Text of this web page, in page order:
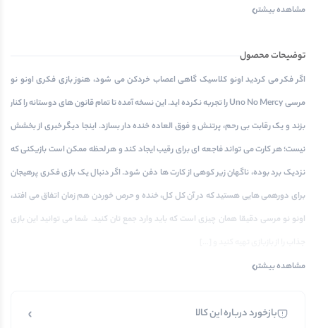
توضیحات محصول
اگر فکر می کردید اونو کلاسیک گاهی اعصاب خردکن می شود، هنوز بازی فکری اونو نو
مرسی Uno No Mercy را تجربه نکرده اید. این نسخه آمده تا تمام قانون های دوستانه را کنار
بزند و یک رقابت بی رحم، پرتنش و فوق العاده خنده دار بسازد. اینجا دیگر خبری از بخشش
نیست؛ هر کارت می تواند فاجعه ای برای رقیب ایجاد کند و هر لحظه ممکن است بازیکنی که
نزدیک برد بوده، ناگهان زیر کوهی از کارت ها دفن شود. اگر دنبال یک بازی فکری پرهیجان
برای دورهمی هایی هستید که در آن کل کل، خنده و حرص خوردن هم زمان اتفاق می افتد،
اونو نو مرسی دقیقا همان چیزی است که باید وارد جمع تان کنید. شما می توانید این بازی
مشاهده بیشتر
بازخورد درباره این کالا
مشاهده بیشتر